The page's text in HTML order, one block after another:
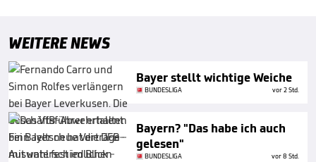
WEITERE NEWS
Bayer stellt wichtige Weiche
BUNDESLIGA vor 2 Std.
Bayern? "Das habe ich auch
gelesen"
BUNDESLIGA vor 8 Std.